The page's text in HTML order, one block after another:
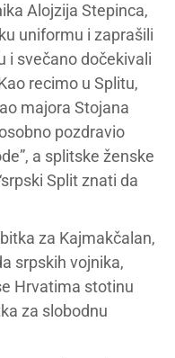
Alojzija Stepinca,
uniformu i zaprašili
i svečano dočekivali
recimo u Splitu,
majora Stojana
pozdravio
a splitske ženske
Split znati da
za Kajmakčalan,
srpskih vojnika,
Hrvatima stotinu
za slobodnu